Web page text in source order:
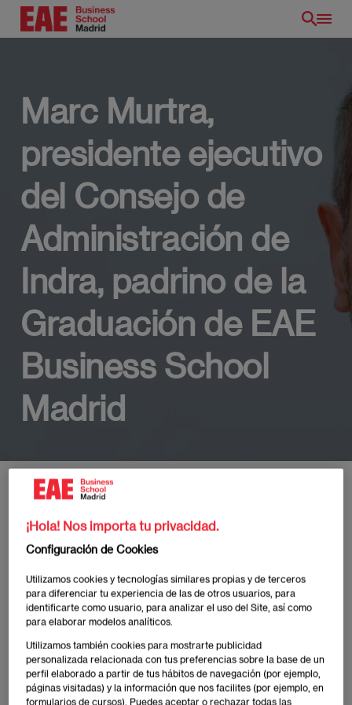
Pasar
ES
Marc Murtra,
presidente ejecutivo
del Consejo de
Administración de
Indra, padrino de la
Graduación de EAE
Business School
Madrid
Inicio
de EAE Business School
Madrid tendrá lugar el 27 de
junio en Madrid Arena
Publicado: 04/06/2024|Actualizado: 03/07/2025
¡Hola! Nos importa tu privacidad.
Configuración de Cookies
Utilizamos cookies y tecnologías similares propias y de terceros
para diferenciar tu experiencia de las de otros usuarios, para
identificarte como usuario, para analizar el uso del Site, así como
para elaborar modelos analíticos.
Utilizamos también cookies para mostrarte publicidad
personalizada relacionada con tus preferencias sobre la base de un
perfil elaborado a partir de tus hábitos de navegación (por ejemplo,
páginas visitadas) y la información que nos facilites (por ejemplo, en
formularios de cursos). Puedes aceptar o rechazar todas las